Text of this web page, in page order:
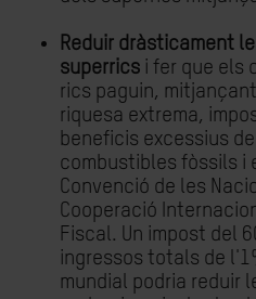
Reduir dràsticament
superrics i fer que els
rics paguin,
riquesa extrema,
beneficis excessius
combustibles fòssils i
Convenció de les
Cooperació
Fiscal. Un impost del
ingressos totals de
mundial podria reduir